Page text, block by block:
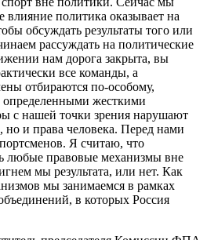
влияние политика оказывает на
обсуждать результаты того или
рассуждать на политические
нам дорога закрыта, вы
все команды, а
отбираются по-особому,
определенными жесткими
с нашей точки зрения нарушают
но и права человека. Перед нами
Я считаю, что
любые правовые механизмы вне
мы результата, или нет. Как
мы занимаемся в рамках
в которых Россия